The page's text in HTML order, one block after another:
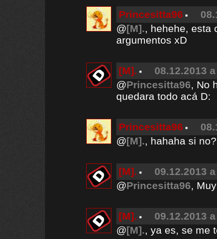
Princesitta96
@[M]., hehehe, esta
argumentos xD
[M].
08.12.2013
@Princesitta96, No
quedara todo acá D:
Princesitta96
@[M]., hahaha si
[M].
09.12.2013
@Princesitta96,
[M].
09.12.2013
@[M]., ya es, se me